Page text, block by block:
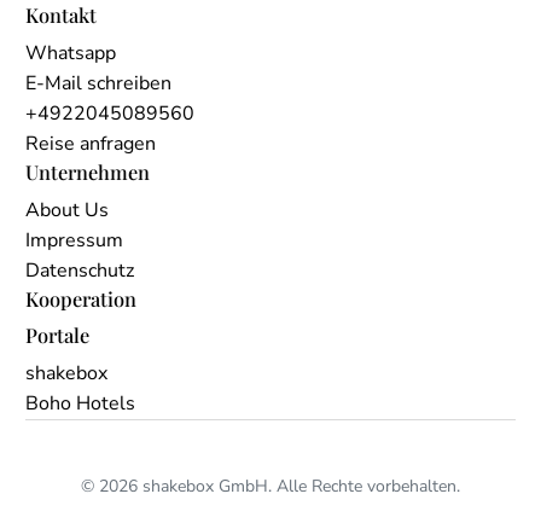
Kontakt
Whatsapp
E-Mail schreiben
+4922045089560
Reise anfragen
Unternehmen
About Us
Impressum
Datenschutz
Kooperation
Portale
shakebox
Boho Hotels
© 2026 shakebox GmbH. Alle Rechte vorbehalten.